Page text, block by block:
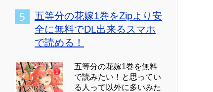
五等分の花嫁1巻をZipより安
全に無料でDL出来るスマホ
で読める！
五等分の花嫁1巻を無料
で読みたい！と思ってい
る人って以外に多いみた